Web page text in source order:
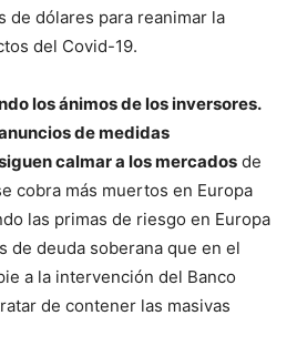
de dólares para reanimar la
del Covid-19.
los ánimos de los inversores.
de medidas
calmar a los mercados de
cobra más muertos en Europa
las primas de riesgo en Europa
de deuda soberana que en el
a la intervención del Banco
de contener las masivas